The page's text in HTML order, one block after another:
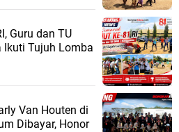
Guru dan TU
Ikuti Tujuh Lomba
Van Houten di
Dibayar, Honor